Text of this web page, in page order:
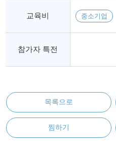
교육비 중소기업
참가자 특전
목록으로
찜하기